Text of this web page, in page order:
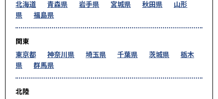
北海道
青森県 岩手県 宮城県 秋田県
山形
県
福島県
関東
東京都
神奈川県 埼玉県 千葉県 茨城県
栃木
県
群馬県
北陸